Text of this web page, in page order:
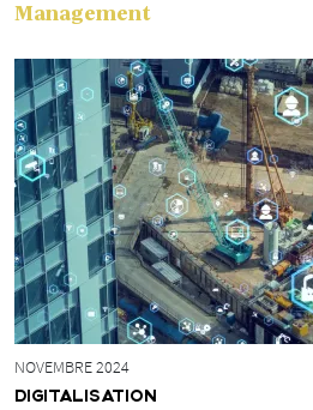
Management
NOVEMBRE 2024
DIGITALISATION